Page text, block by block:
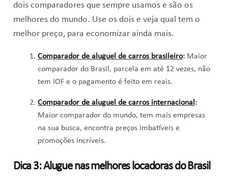
dois comparadores que sempre usamos e são os
melhores do mundo. Use os dois e veja qual tem o
melhor preço, para economizar ainda mais.
Comparador de aluguel de carros brasileiro:Maior
comparador do Brasil, parcela em até 12 vezes, não
tem IOF e o pagamento é feito em reais.
Comparador de aluguel de carros internacional :
Maior comparador do mundo, tem mais empresas
na sua busca, encontra preços imbatíveis e
promoções incríveis.
Dica 3: Alugue nas melhores locadoras do Brasil